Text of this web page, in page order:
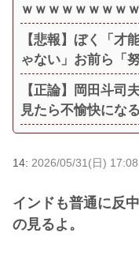
ｗｗｗｗｗｗｗｗ
【悲報】ぼく「才
ゃない」お前ら「
【正論】岡田斗司
見たら不愉快にな
14: 2026/05/31(日)
インドも普通に反
の見るよ。